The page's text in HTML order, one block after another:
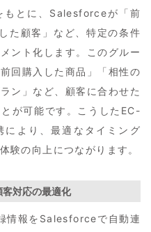
もとに、Salesforceが「前
た顧客」など、特定の条件
ント化します。このグルー
回購入した商品」「相性の
ン」など、顧客に合わせた
が可能です。こうしたEC-
より、最適なタイミング
験の向上につながります。
対応の最適化
情報をSalesforceで自動連